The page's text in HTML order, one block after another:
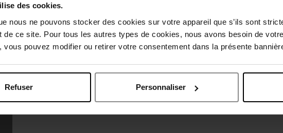
des cookies.
nous ne pouvons stocker des cookies sur votre appareil que s’ils sont
de ce site. Pour tous les autres types de cookies, nous avons besoin de
vous pouvez modifier ou retirer votre consentement dans la présente
Refuser Personnaliser
Oublié quelque chose ?
Choisissez votre pays